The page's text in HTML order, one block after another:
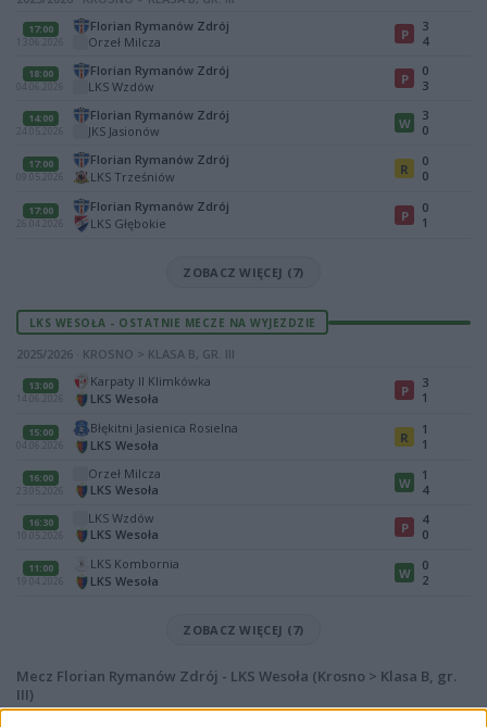
17:00
13.06.2026
Florian Rymanów Zdrój
Orzeł Milcza
P
3
4
18:00
04.06.2026
Florian Rymanów Zdrój
LKS Wzdów
P
0
3
14:00
24.05.2026
Florian Rymanów Zdrój
JKS Jasionów
W
3
0
17:00
09.05.2026
Florian Rymanów Zdrój
LKS Trześniów
R
0
0
17:00
26.04.2026
Florian Rymanów Zdrój
LKS Głębokie
P
0
1
ZOBACZ WIĘCEJ (7)
LKS WESOŁA - OSTATNIE MECZE NA WYJEZDZIE
2025/2026 · KROSNO > KLASA B, GR. III
13:00
14.06.2026
Karpaty II Klimkówka
LKS Wesoła
P
3
1
15:00
04.06.2026
Błękitni Jasienica Rosielna
LKS Wesoła
R
1
1
16:00
23.05.2026
Orzeł Milcza
LKS Wesoła
W
1
4
16:30
10.05.2026
LKS Wzdów
LKS Wesoła
P
4
0
11:00
19.04.2026
LKS Kombornia
LKS Wesoła
W
0
2
ZOBACZ WIĘCEJ (7)
Mecz Florian Rymanów Zdrój - LKS Wesoła (Krosno > Klasa B, gr.
III)